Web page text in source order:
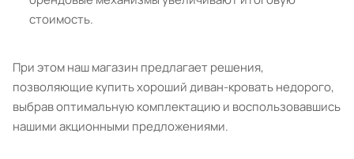
стоимость.
При этом наш магазин предлагает решения,
позволяющие купить хороший диван-кровать недорого,
выбрав оптимальную комплектацию и воспользовавшись
нашими акционными предложениями.